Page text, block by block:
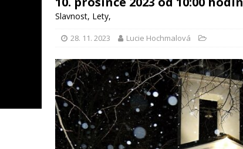
Slavnost, Lety,
28. 11. 2023 Lucie Hochmalová